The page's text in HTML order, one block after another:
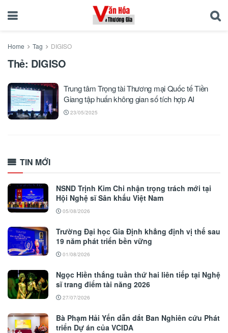
Home Tag DIGISO
Thẻ: DIGISO
Trung tâm Trọng tài Thương mại Quốc tế Tiền
Giang tập huấn không gian số tích hợp AI
23/05/2025
TIN MỚI
NSND Trịnh Kim Chi nhận trọng trách mới tại
Hội Nghệ sĩ Sân khấu Việt Nam
05/08/2026
Trường Đại học Gia Định khẳng định vị thế sau
19 năm phát triển bền vững
01/08/2026
Ngọc Hiền thắng tuần thứ hai liên tiếp tại Nghệ
sĩ trang điểm tài năng 2026
27/07/2026
Bà Phạm Hải Yến dẫn dắt Ban Nghiên cứu Phát
triển Dự án của VCIDA